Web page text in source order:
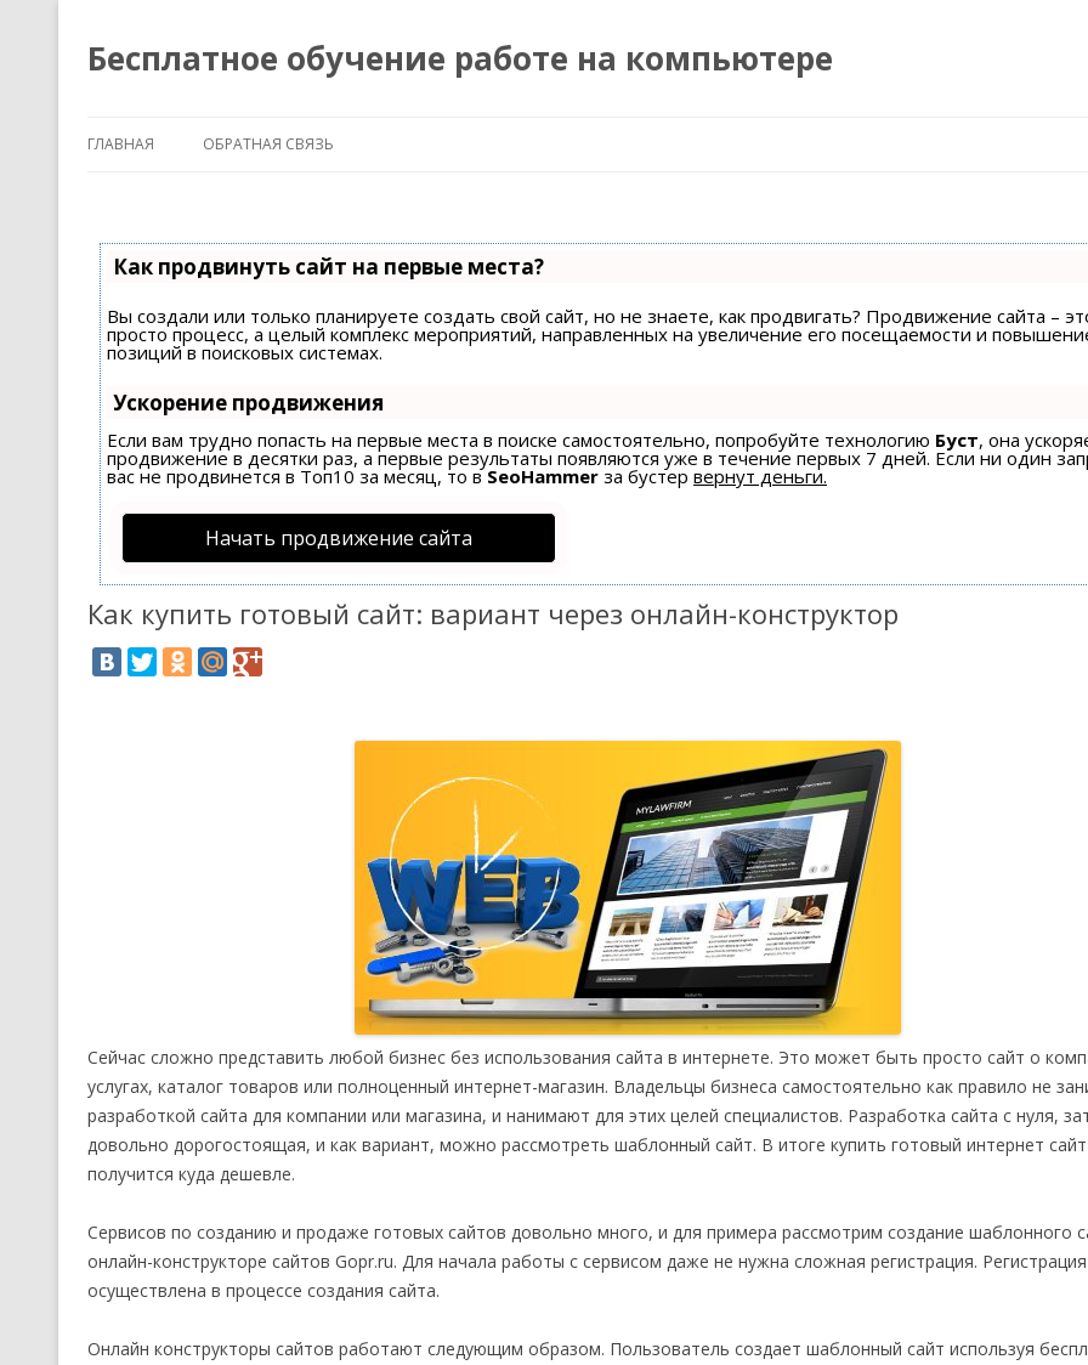
Бесплатное обучение работе на компьютере
ГЛАВНАЯ ОБРАТНАЯ СВЯЗЬ
Как продвинуть сайт на первые места?
Вы создали или только планируете создать свой сайт, но не знаете, как продвигать? Продвижение сайта –
просто процесс, а целый комплекс мероприятий, направленных на увеличение его посещаемости и
позиций в поисковых системах.
Ускорение продвижения
Если вам трудно попасть на первые места в поиске самостоятельно, попробуйте технологию Буст, она
продвижение в десятки раз, а первые результаты появляются уже в течение первых 7 дней. Если ни один
вас не продвинется в Топ10 за месяц, то вSeoHammer за бустер вернут деньги.
Начать продвижение сайта
Как купить готовый сайт: вариант через онлайн-конструктор
Сейчас сложно представить любой бизнес без использования сайта в интернете. Это может быть просто сайт о
услугах, каталог товаров или полноценный интернет-магазин. Владельцы бизнеса самостоятельно как правило не
разработкой сайта для компании или магазина, и нанимают для этих целей специалистов. Разработка сайта с нуля,
довольно дорогостоящая, и как вариант, можно рассмотреть шаблонный сайт. В итоге купить готовый интернет сайт
получится куда дешевле.
Сервисов по созданию и продаже готовых сайтов довольно много, и для примера рассмотрим создание шаблонного
онлайн-конструкторе сайтов Gopr.ru. Для начала работы с сервисом даже не нужна сложная регистрация.
осуществлена в процессе создания сайта.
Онлайн конструкторы сайтов работают следующим образом. Пользователь создает шаблонный сайт используя